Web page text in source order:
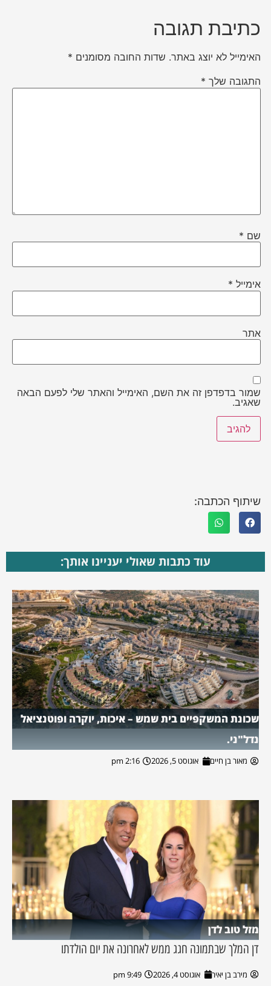
כתיבת תגובה
האימייל לא יוצג באתר. שדות החובה מסומנים *
התגובה שלך *
שם *
אימייל *
אתר
שמור בדפדפן זה את השם, האימייל והאתר שלי לפעם הבאה
שאגיב.
שיתוף הכתבה:
עוד כתבות שאולי יעניינו אותך:
שכונת המשקפיים בית שמש – איכות, יוקרה ופוטנציאל
נדל"ני.
מאור בן חיים אוגוסט 5, 2026 2:16 pm
מזל טוב לדן
דן המלך שבתמונה חגג ממש לאחרונה את יום הולדתו
מירב בן יאיר אוגוסט 4, 2026 9:49 pm